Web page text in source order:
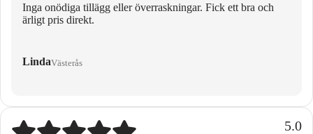
Inga onödiga tillägg eller överraskningar. Fick ett bra och
ärligt pris direkt.
LindaVästerås
5.0